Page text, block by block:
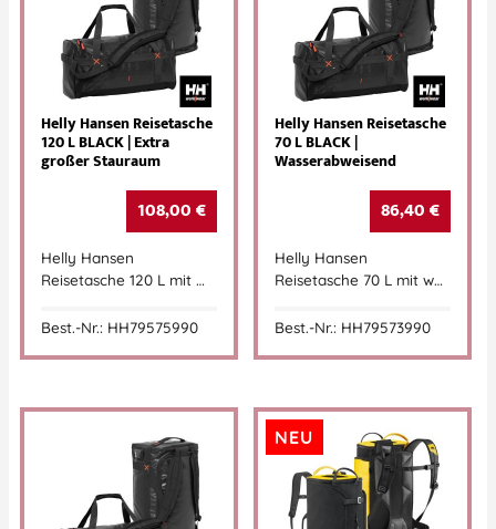
Helly Hansen Reisetasche
120 L BLACK | Extra
großer Stauraum
108,00€
Helly Hansen
Reisetasche 120 L mit …
Best.-Nr.: HH79575990
Helly Hansen Reisetasche
70 L BLACK |
Wasserabweisend
86,40€
Helly Hansen
Reisetasche 70 L mit w…
Best.-Nr.: HH79573990
NEU